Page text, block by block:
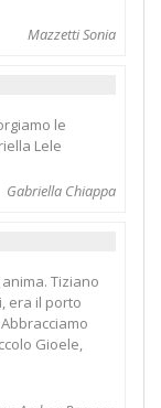
Mazzetti Sonia
le
Lele
Gabriella Chiappa
Tiziano
era il porto
Gioele,